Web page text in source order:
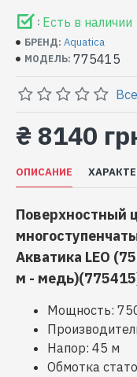
: Есть в наличии
БРЕНД: Aquatica
МОДЕЛЬ: 775415
₴ 8140
ОПИСАНИЕ
Поверхностный
Акватика LEO
м -
Мощность:
Напор: 45 м
Обмотка